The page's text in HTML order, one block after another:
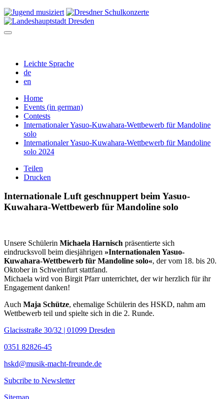
Leichte Sprache
de
en
Home
Events (in german)
Contests
Internationaler Yasuo-Kuwahara-Wettbewerb für Mandoline
solo
Internationaler Yasuo-Kuwahara-Wettbewerb für Mandoline
solo 2024
Teilen
Drucken
Internationale Luft geschnuppert beim Yasuo-
Kuwahara-Wettbewerb für Mandoline solo
Unsere Schülerin Michaela Harnisch präsentierte sich
eindrucksvoll beim diesjährigen »Internationalen Yasuo-
Kuwahara-Wettbewerb für Mandoline solo«, der vom 18. bis 20.
Oktober in Schweinfurt stattfand.
Michaela wird von Birgit Pfarr unterrichtet, der wir herzlich für ihr
Engagement danken!
Auch Maja Schütze, ehemalige Schülerin des HSKD, nahm am
Wettbewerb teil und spielte sich in die 2. Runde.
Glacisstraße 30/32 | 01099 Dresden
0351 82826-45
hskd@musik-macht-freunde.de
Subcribe to Newsletter